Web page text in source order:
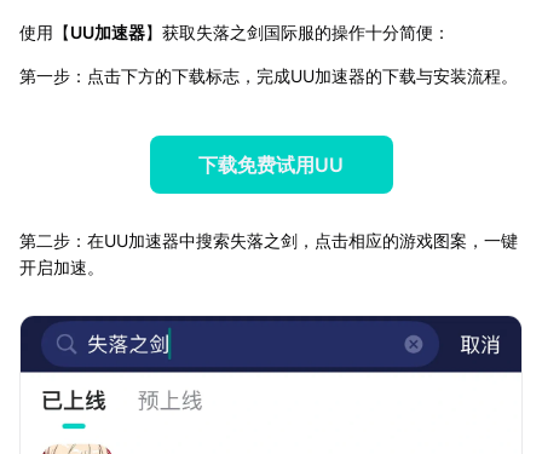
使用【UU加速器】获取失落之剑国际服的操作十分简便：
第一步：点击下方的下载标志，完成UU加速器的下载与安装流程。
下载免费试用UU
第二步：在UU加速器中搜索失落之剑，点击相应的游戏图案，一键
开启加速。